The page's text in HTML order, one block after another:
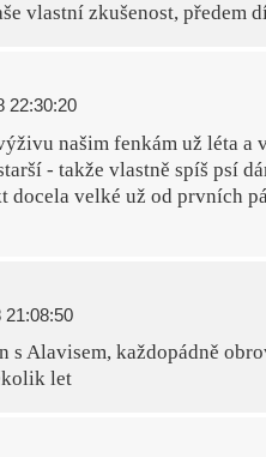
vlastní zkušenost, předem
22:30:20
našim fenkám už léta a
- takže vlastně spíš psí
docela velké už od prvních
s Alavisem, každopádně
let